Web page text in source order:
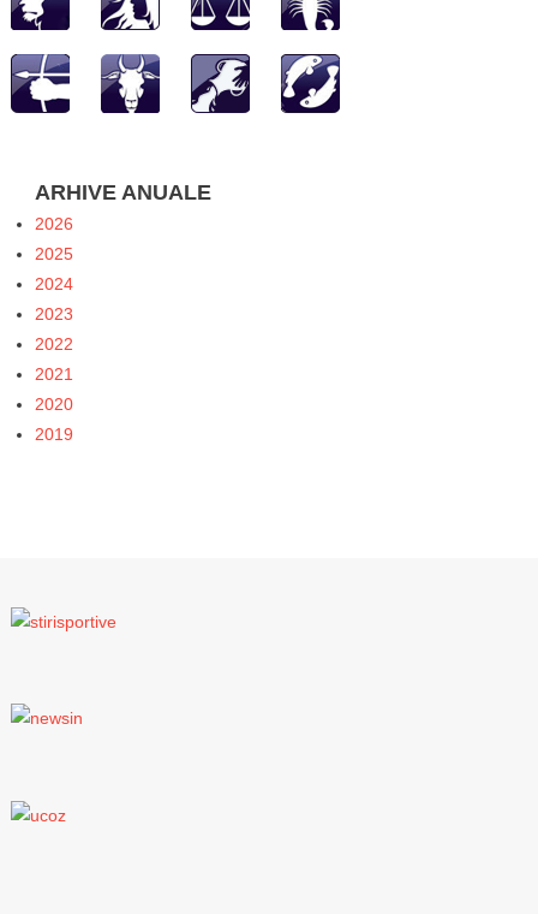
ARHIVE ANUALE
2026
2025
2024
2023
2022
2021
2020
2019